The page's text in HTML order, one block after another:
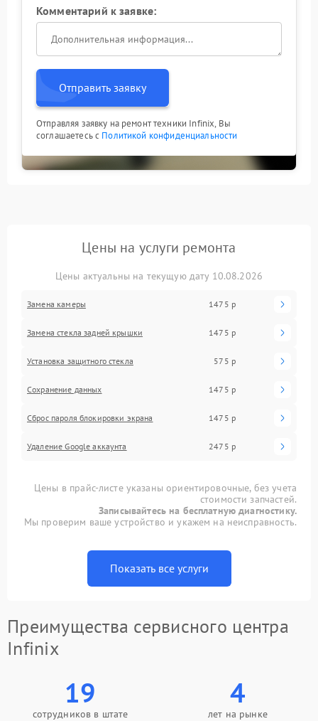
Комментарий к заявке:
Отправить заявку
Отправляя заявку на ремонт техники Infinix, Вы
соглашаетесь с Политикой конфиденциальности
Цены на услуги ремонта
Цены актуальны на текущую дату 10.08.2026
Замена камеры 1475 р
Замена стекла задней крышки 1475 р
Установка защитного стекла 575 р
Сохранение данных 1475 р
Сброс пароля блокировки экрана 1475 р
Удаление Google аккаунта 2475 р
Цены в прайс-листе указаны ориентировочные, без учета
стоимости запчастей.
Записывайтесь на бесплатную диагностику.
Мы проверим ваше устройство и укажем на неисправность.
Показать все услуги
Преимущества сервисного центра
Infinix
19
сотрудников в штате
4
лет на рынке